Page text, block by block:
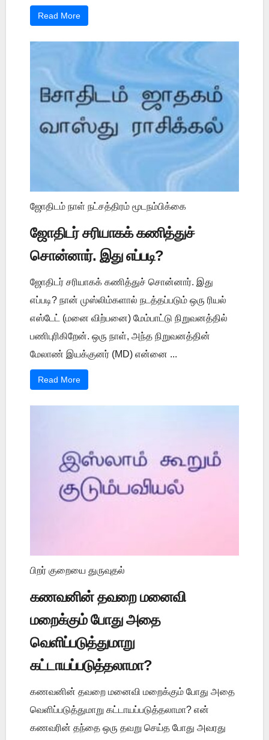
Read More
ஜோதிடம் நாள் நட்சத்திரம் மூடநம்பிக்கை
ஜோதிடர் சரியாகக் கணித்துச்
சொன்னார். இது எப்படி?
ஜோதிடர் சரியாகக் கணித்துச் சொன்னார். இது
எப்படி? நான் முஸ்லிம்களால் நடத்தப்படும் ஒரு ரியல்
எஸ்டேட் (மனை விற்பனை) மேம்பாட்டு நிறுவனத்தில்
பணிபுரிகிறேன். ஒரு நாள், அந்த நிறுவனத்தின்
மேலாண் இயக்குனர் (MD) என்னை ...
Read More
பிறர் குறையை துருவுதல்
கணவனின் தவறை மனைவி
மறைக்கும் போது அதை
வெளிப்படுத்துமாறு
கட்டாயப்படுத்தலாமா?
கணவனின் தவறை மனைவி மறைக்கும் போது அதை
வெளிப்படுத்துமாறு கட்டாயப்படுத்தலாமா? என்
கணவரின் தந்தை ஒரு தவறு செய்த போது அவரது